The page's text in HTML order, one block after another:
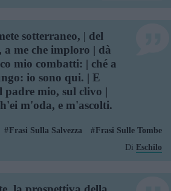
sotterraneo, | del
me che imploro | dà
mio combatti: | ché a
io sono qui. | E
padre mio, sul clivo |
m'oda, e m'ascolti.
Frasi Sulla Salvezza
Frasi Sulle Tombe
Di Eschilo